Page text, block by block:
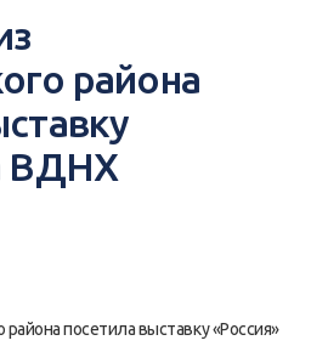
района
ВДНХ
посетила выставку «Россия»